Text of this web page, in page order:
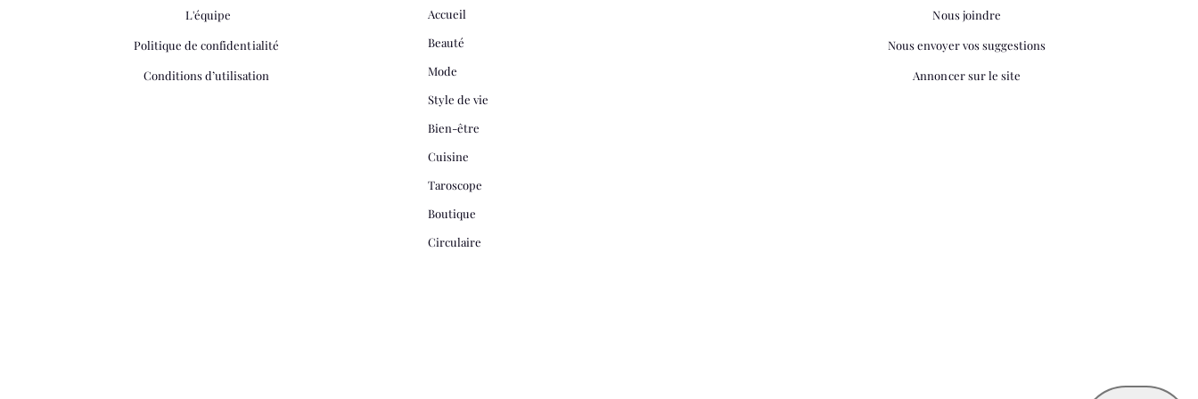
L'équipe
Politique de confidentialité
Conditions d’utilisation
Accueil
Beauté
Mode
Style de vie
Bien-être
Cuisine
Taroscope
Boutique
Circulaire
Nous joindre
Nous envoyer vos suggestions
Annoncer sur le site